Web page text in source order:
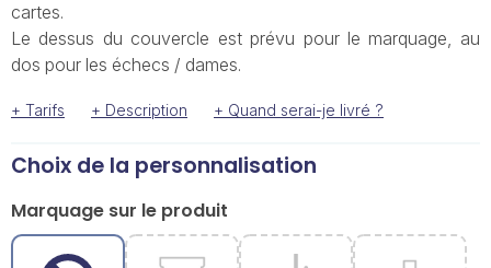
cartes.
Le dessus du couvercle est prévu pour le marquage, au
dos pour les échecs / dames.
+ Tarifs + Description + Quand serai-je livré ?
Choix de la personnalisation
Marquage sur le produit